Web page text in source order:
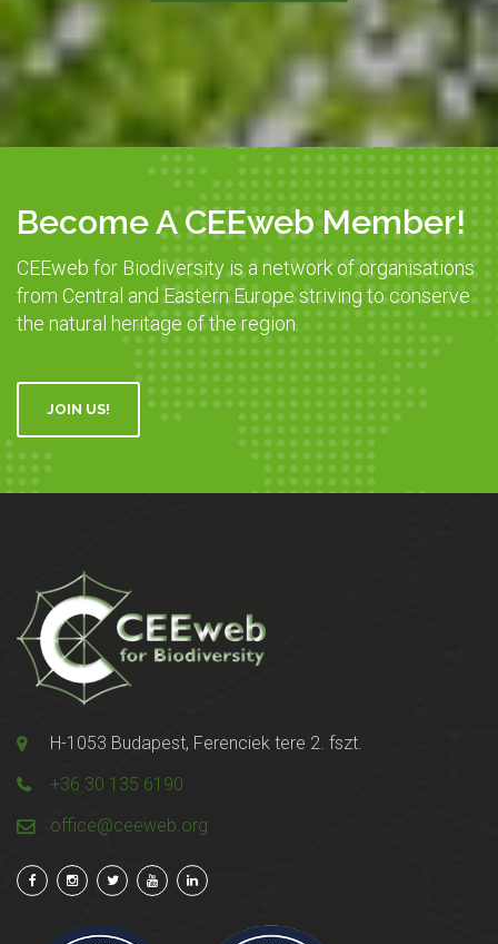
Become A CEEweb Member!
CEEweb for Biodiversity is a network of organisations
from Central and Eastern Europe striving to conserve
the natural heritage of the region.
JOIN US!
H-1053 Budapest, Ferenciek tere 2. fszt.
+36 30 135 6190
office@ceeweb.org